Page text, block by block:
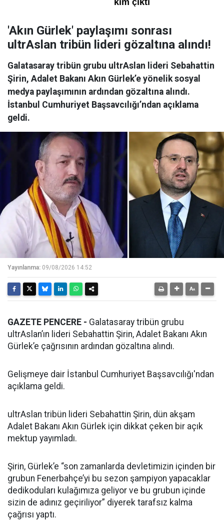
'Akın Gürlek' paylaşımı sonrası
ultrAslan tribün lideri gözaltına alındı!
Galatasaray tribün grubu ultrAslan lideri Sebahattin
Şirin, Adalet Bakanı Akın Gürlek’e yönelik sosyal
medya paylaşımının ardından gözaltına alındı.
İstanbul Cumhuriyet Başsavcılığı’ndan açıklama
geldi.
Yayınlanma: 09/08/2026 14:52
GAZETE PENCERE - Galatasaray tribün grubu
ultrAslan’ın lideri Sebahattin Şirin, Adalet Bakanı Akın
Gürlek’e çağrısının ardından gözaltına alındı.
Gelişmeye dair İstanbul Cumhuriyet Başsavcılığı'ndan
açıklama geldi.
ultrAslan tribün lideri Sebahattin Şirin, dün akşam
Adalet Bakanı Akın Gürlek için dikkat çeken bir açık
mektup yayımladı.
Şirin, Gürlek’e “son zamanlarda devletimizin içinden bir
grubun Fenerbahçe’yi bu sezon şampiyon yapacaklar
dedikoduları kulağımıza geliyor ve bu grubun içinde
sizin de adınız geçiriliyor” diyerek tarafsız kalma
çağrısı yaptı.